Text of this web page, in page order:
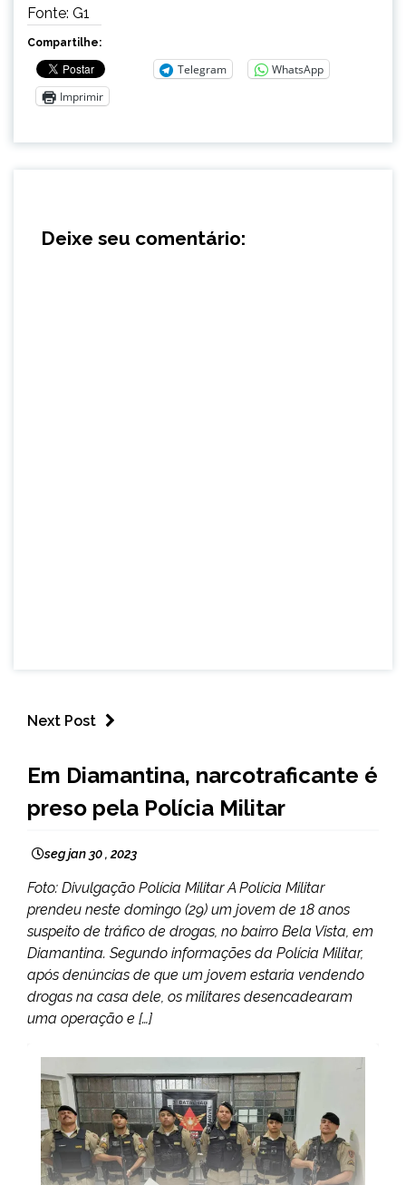
Fonte: G1
Compartilhe:
Telegram
WhatsApp
Imprimir
Deixe seu comentário:
Next Post
GERAIS
NOTÍCIAS
Em Diamantina, narcotraficante é
preso pela Polícia Militar
seg jan 30 , 2023
Foto: Divulgação Polícia Militar A Polícia Militar
prendeu neste domingo (29) um jovem de 18 anos
suspeito de tráfico de drogas, no bairro Bela Vista, em
Diamantina. Segundo informações da Polícia Militar,
após denúncias de que um jovem estaria vendendo
drogas na casa dele, os militares desencadearam
uma operação e […]